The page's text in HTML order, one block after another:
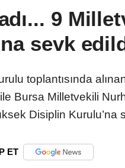
9
sevk
toplantısında
Bursa Milletvekili
Disiplin Kurulu’na
ET